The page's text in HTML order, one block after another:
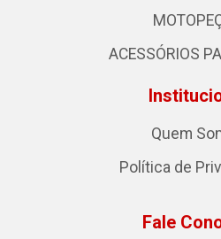
ACESSÓRIOS
Quem
Política de
Fale